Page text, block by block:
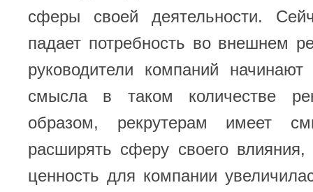
сферы своей деятельности.
падает потребность во внешнем
руководители компаний
смысла в таком количестве
образом, рекрутерам имеет
расширять сферу своего
ценность для компании